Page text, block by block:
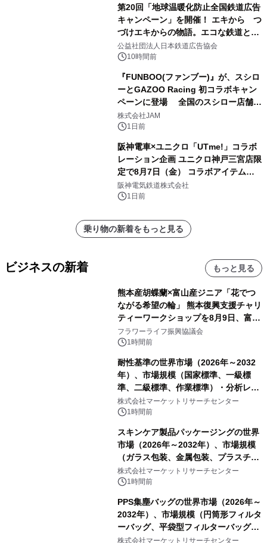
第20回「地球温暖化防止全国鉄道広告
キャンペーン」を開催！ エキから つ
づけエキからの物語。エコな鉄道とと
もに。
公益社団法人日本鉄道広告協会
10時間前
『FUNBOO(ファンブー)』が、スシロ
ーとGAZOO Racing 初コラボキャン
ペーンに登場 全国のスシロー店舗で
GR 4車種の FUNBOO(ミニカー)付き
メニューが展開されます
株式会社JAM
1日前
阪神電車×ユニクロ「UTme!」コラボ
レーション企画 ユニクロ神戸三宮店限
定で8月7日（金） コラボアイテムが
発売決定！
阪神電気鉄道株式会社
1日前
乗り物の新着をもっと見る
ビジネスの新着 もっと見る
熊本産胡蝶蘭×富山産ジニア「花でつ
ながる希望の輪」 熊本復興支援チャリ
ティーワークショップを8月9日、富
山・射水で開催
フラワーライフ振興協議会
1時間前
耐性基準の世界市場（2026年～2032
年）、市場規模（国家標準、一級標
準、二級標準、作業標準）・分析レポ
ートを発表
株式会社マーケットリサーチセンター
1時間前
スキンケア製品パッケージングの世界
市場（2026年～2032年）、市場規模
（ガラス包装、金属包装、プラスチッ
ク包装、その他）・分析レポートを発
表
株式会社マーケットリサーチセンター
1時間前
PPS集塵バッグの世界市場（2026年～
2032年）、市場規模（円筒形フィルタ
ーバッグ、平袋型フィルターバッグ、
プリーツフィルターバッグ、その
株式会社マーケットリサーチセンター